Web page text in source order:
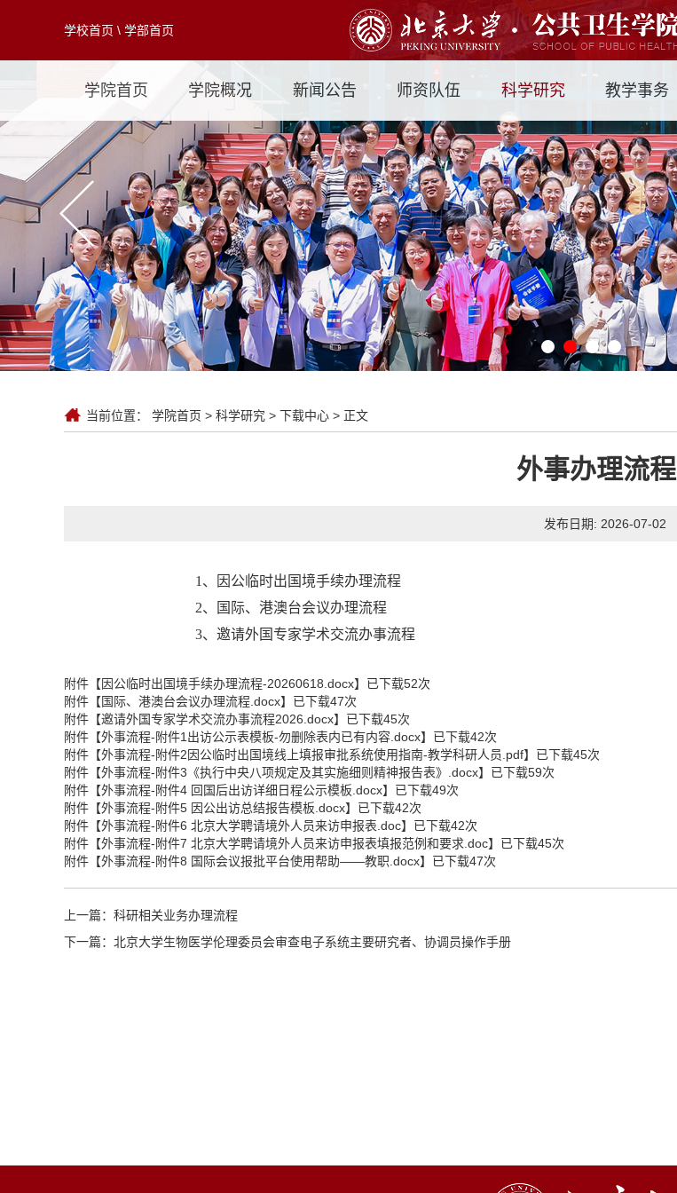
学校首页 \ 学部首页
学院首页 学院概况 新闻公告 师资队伍 科学研究 教学事务
当前位置： 学院首页 > 科学研究 > 下载中心 > 正文
外事办理流程
发布日期: 2026-07-02
1、因公临时出国境手续办理流程
2、国际、港澳台会议办理流程
3、邀请外国专家学术交流办事流程
附件【因公临时出国境手续办理流程-20260618.docx】已下载52次
附件【国际、港澳台会议办理流程.docx】已下载47次
附件【邀请外国专家学术交流办事流程2026.docx】已下载45次
附件【外事流程-附件1出访公示表模板-勿删除表内已有内容.docx】已下载42次
附件【外事流程-附件2因公临时出国境线上填报审批系统使用指南-教学科研人员.pdf】已下载45次
附件【外事流程-附件3《执行中央八项规定及其实施细则精神报告表》.docx】已下载59次
附件【外事流程-附件4 回国后出访详细日程公示模板.docx】已下载49次
附件【外事流程-附件5 因公出访总结报告模板.docx】已下载42次
附件【外事流程-附件6 北京大学聘请境外人员来访申报表.doc】已下载42次
附件【外事流程-附件7 北京大学聘请境外人员来访申报表填报范例和要求.doc】已下载45次
附件【外事流程-附件8 国际会议报批平台使用帮助——教职.docx】已下载47次
上一篇： 科研相关业务办理流程
下一篇： 北京大学生物医学伦理委员会审查电子系统主要研究者、协调员操作手册